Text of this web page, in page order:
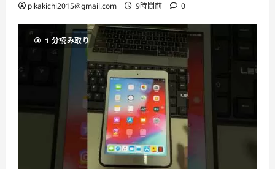
pikakichi2015@gmail.com 9時間前 0
1 分読み取り